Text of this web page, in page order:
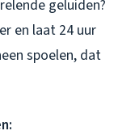
geluiden?
en laat 24 uur
spoelen, dat